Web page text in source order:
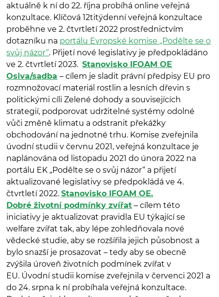
aktuálně k ní do 22. října probíhá online veřejná
konzultace. Klíčová 12titýdenní veřejná konzultace
proběhne ve 2. čtvrtletí 2022 prostřednictvím
dotazníku na portálu Evropské komise „Podělte se o
svůj názor“. Přijetí nové legislativy je předpokládáno
ve 2. čtvrtletí 2023.Stanovisko IFOAM OE
Osiva/sadba – cílem je sladit právní předpisy EU pro
rozmnožovací materiál rostlin a lesních dřevin s
politickými cíli Zelené dohody a souvisejících
strategií, podporovat udržitelné systémy odolné
vůči změně klimatu a odstranit překážky
obchodování na jednotné trhu. Komise zveřejnila
úvodní studii v červnu 2021, veřejná konzultace je
naplánována od listopadu 2021 do února 2022 na
portálu EK „Podělte se o svůj názor“ a přijetí
aktualizované legislativy se předpokládá ve 4.
čtvrtletí 2022.Stanovisko IFOAM OE.
Dobré životní podmínky zvířat – cílem této
iniciativy je aktualizovat pravidla EU týkající se
welfare zvířat tak, aby lépe zohledňovala nové
vědecké studie, aby se rozšířila jejich působnost a
bylo snazší je prosazovat – tedy aby se obecně
zvýšila úroveň životních podmínek zvířat v
EU. Úvodní studii komise zveřejnila v červenci 2021 a
do 24. srpna k ní probíhala veřejná konzultace.